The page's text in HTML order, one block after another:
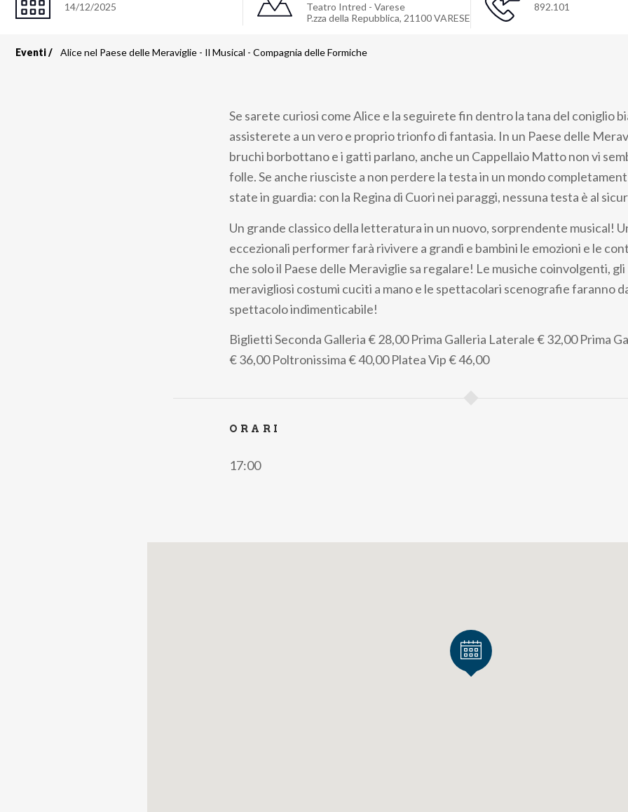
14/12/2025
Teatro Intred - Varese
P.zza della Repubblica, 21100VARESE
892.101
Eventi Alice nel Paese delle Meraviglie - Il Musical - Compagnia delle Formiche
Se sarete curiosi come Alice e la seguirete fin dentro la tana del coniglio
assisterete a un vero e proprio trionfo di fantasia. In un Paese delle
bruchi borbottano e i gatti parlano, anche un Cappellaio Matto non vi
folle. Se anche riusciste a non perdere la testa in un mondo
state in guardia: con la Regina di Cuori nei paraggi, nessuna testa è al
Un grande classico della letteratura in un nuovo, sorprendente musical!
eccezionali performer farà rivivere a grandi e bambini le emozioni e le
che solo il Paese delle Meraviglie sa regalare! Le musiche coinvolgenti,
meravigliosi costumi cuciti a mano e le spettacolari scenografie faranno
spettacolo indimenticabile!
BigliettiSeconda Galleria€ 28,00 Prima Galleria Laterale€ 32,00 Prima
€ 36,00 Poltronissima€ 40,00 Platea Vip€ 46,00
ORARI
17:00